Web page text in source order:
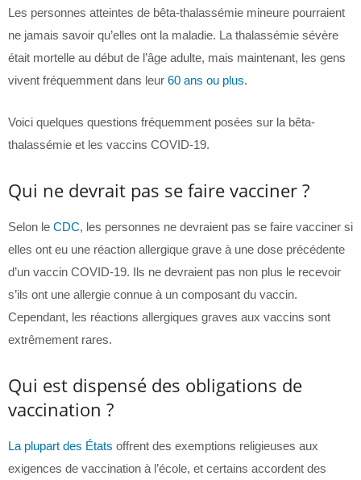
Les personnes atteintes de bêta-thalassémie mineure pourraient
ne jamais savoir qu’elles ont la maladie. La thalassémie sévère
était mortelle au début de l’âge adulte, mais maintenant, les gens
vivent fréquemment dans leur 60 ans ou plus.
Voici quelques questions fréquemment posées sur la bêta-
thalassémie et les vaccins COVID-19.
Qui ne devrait pas se faire vacciner ?
Selon le CDC, les personnes ne devraient pas se faire vacciner si
elles ont eu une réaction allergique grave à une dose précédente
d’un vaccin COVID-19. Ils ne devraient pas non plus le recevoir
s’ils ont une allergie connue à un composant du vaccin.
Cependant, les réactions allergiques graves aux vaccins sont
extrêmement rares.
Qui est dispensé des obligations de
vaccination ?
La plupart des États offrent des exemptions religieuses aux
exigences de vaccination à l’école, et certains accordent des